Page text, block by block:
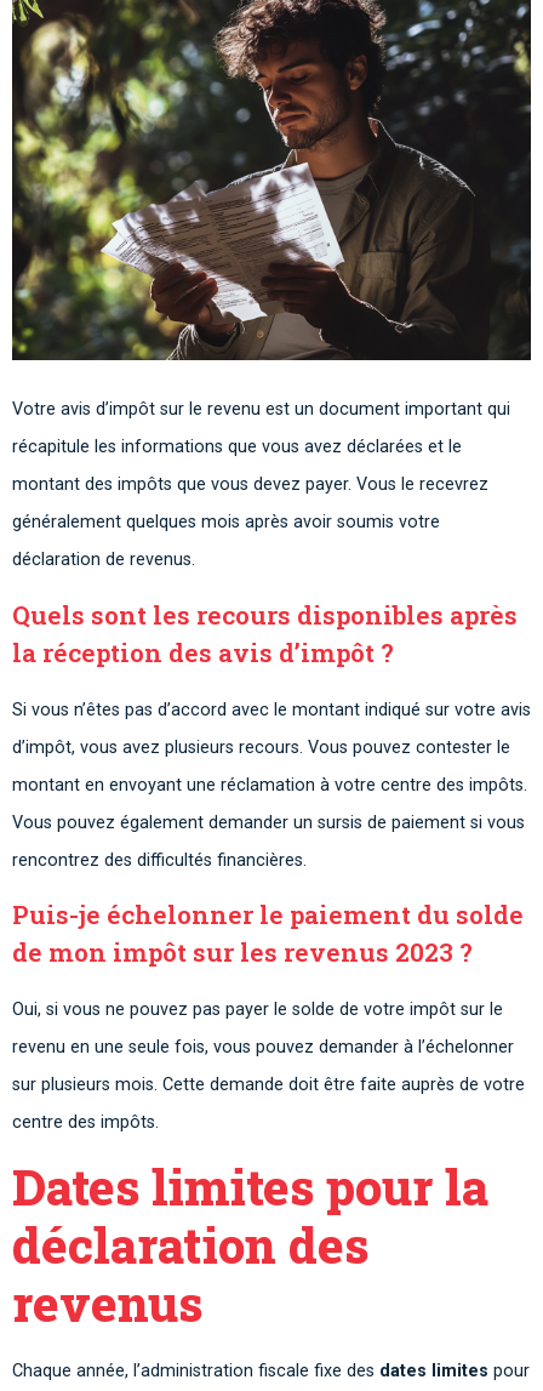
Votre avis d’impôt sur le revenu est un document important qui
récapitule les informations que vous avez déclarées et le
montant des impôts que vous devez payer. Vous le recevrez
généralement quelques mois après avoir soumis votre
déclaration de revenus.
Quels sont les recours disponibles après
la réception des avis d’impôt ?
Si vous n’êtes pas d’accord avec le montant indiqué sur votre avis
d’impôt, vous avez plusieurs recours. Vous pouvez contester le
montant en envoyant une réclamation à votre centre des impôts.
Vous pouvez également demander un sursis de paiement si vous
rencontrez des difficultés financières.
Puis-je échelonner le paiement du solde
de mon impôt sur les revenus 2023 ?
Oui, si vous ne pouvez pas payer le solde de votre impôt sur le
revenu en une seule fois, vous pouvez demander à l’échelonner
sur plusieurs mois. Cette demande doit être faite auprès de votre
centre des impôts.
Dates limites pour la
déclaration des
revenus
Chaque année, l’administration fiscale fixe des dates limites pour